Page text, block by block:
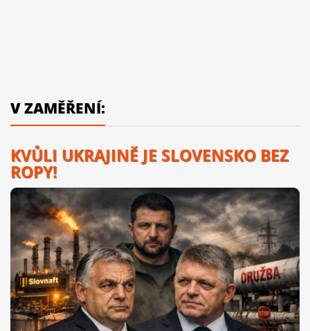
V ZAMĚŘENÍ:
KVŮLI UKRAJINĚ JE SLOVENSKO BEZ
ROPY!